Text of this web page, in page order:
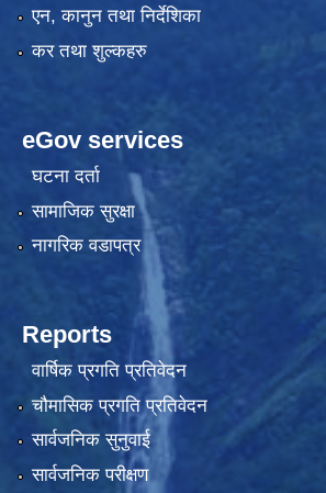
एन, कानुन तथा निर्देशिका
कर तथा शुल्कहरु
eGov services
घटना दर्ता
सामाजिक सुरक्षा
नागरिक वडापत्र
Reports
वार्षिक प्रगति प्रतिवेदन
चौमासिक प्रगति प्रतिवेदन
सार्वजनिक सुनुवाई
सार्वजनिक परीक्षण